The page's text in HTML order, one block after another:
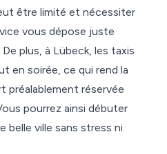
être limité et nécessiter
vous dépose juste
plus, à Lübeck, les taxis
en soirée, ce qui rend la
préalablement réservée
pourrez ainsi débuter
ville sans stress ni